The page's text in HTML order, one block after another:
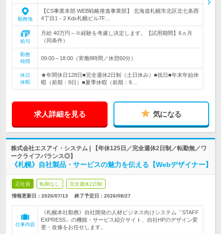
勤務地
【CS事業本部 WEB戦略推進事業部】 北海道札幌市北区北七条西
4丁目1－2 Kdx札幌ビル7F…
給与
月給 40万円～※経験を考慮し決定します。【試用期間】6ヵ月
（同条件）
勤務
時間
09:00～18:00（実働8時間／休憩60分）
休日
休暇
★年間休日128日■完全週休2日制（土日休み）■祝日■年末年始休
暇（前期：9日）■夏季休暇（前期：9…
求人詳細を見る 気になる
株式会社エスアイ・システム | 【年休125日／完全週休2日制／転勤無／ワ
ークライフバランス◎】
《札幌》自社製品・サービスの魅力を伝える【Webデザイナー】
正社員 転勤なし 完全週休2日制
情報更新日：2026/07/13 終了予定日： 2026/08/27
仕事内容
《札幌本社勤務》自社開発の人材ビジネス向けシステム「STAFF
EXPRESS」の機能・サービス紹介サイト、自社HPのデザイン変
更・改修をお任せします。